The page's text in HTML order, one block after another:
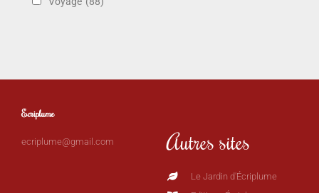
Ecriplume
ecriplume@gmail.com Autres sites
Le Jardin d'Écriplume